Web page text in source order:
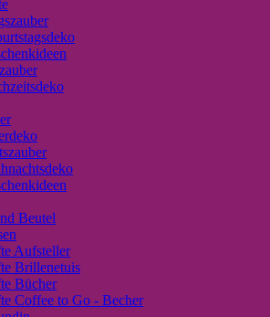
Beutel
Aufsteller
Brillenetuis
Bücher
Coffee to Go - Becher